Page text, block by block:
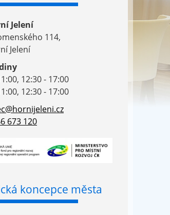
Jelení
114,
Jelení
12:30 - 17:00
12:30 - 17:00
673 120
koncepce města